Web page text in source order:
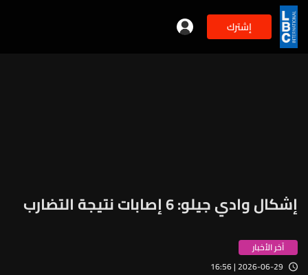
إشترك
إشكال وادي جيلو: 6 إصابات نتيجة التضارب
آخر الأخبار
2026-06-29 | 16:56